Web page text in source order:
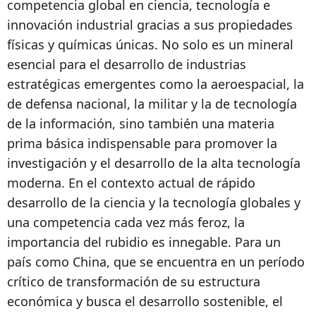
competencia global en ciencia, tecnología e
innovación industrial gracias a sus propiedades
físicas y químicas únicas. No solo es un mineral
esencial para el desarrollo de industrias
estratégicas emergentes como la aeroespacial, la
de defensa nacional, la militar y la de tecnología
de la información, sino también una materia
prima básica indispensable para promover la
investigación y el desarrollo de la alta tecnología
moderna. En el contexto actual de rápido
desarrollo de la ciencia y la tecnología globales y
una competencia cada vez más feroz, la
importancia del rubidio es innegable. Para un
país como China, que se encuentra en un período
crítico de transformación de su estructura
económica y busca el desarrollo sostenible, el